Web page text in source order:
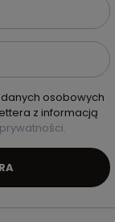
osobowych
z informacją